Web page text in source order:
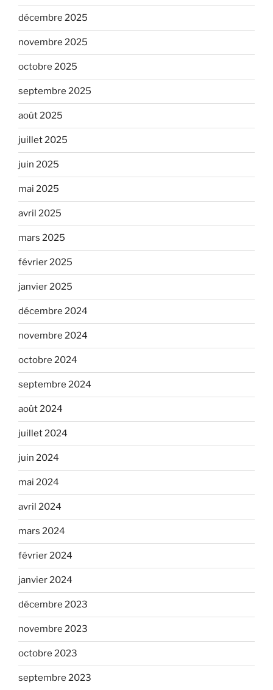
décembre 2025
novembre 2025
octobre 2025
septembre 2025
août 2025
juillet 2025
juin 2025
mai 2025
avril 2025
mars 2025
février 2025
janvier 2025
décembre 2024
novembre 2024
octobre 2024
septembre 2024
août 2024
juillet 2024
juin 2024
mai 2024
avril 2024
mars 2024
février 2024
janvier 2024
décembre 2023
novembre 2023
octobre 2023
septembre 2023